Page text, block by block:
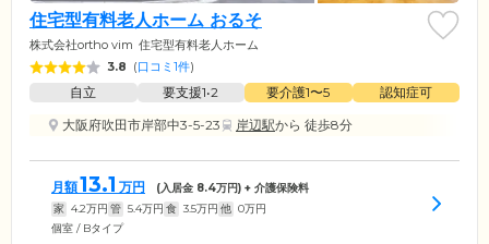
住宅型有料老人ホーム おるそ
株式会社ortho vim 住宅型有料老人ホーム
3.8 (口コミ1件)
自立 要支援1•2 要介護1〜5
認知症可
大阪府吹田市岸部中3-5-23
岸辺駅から 徒歩8分
月額13.1 万円 (入居金 8.4万円) + 介護保険料
家 4.2万円 管 5.4万円 食 3.5万円 他 0万円
個室 / Bタイプ